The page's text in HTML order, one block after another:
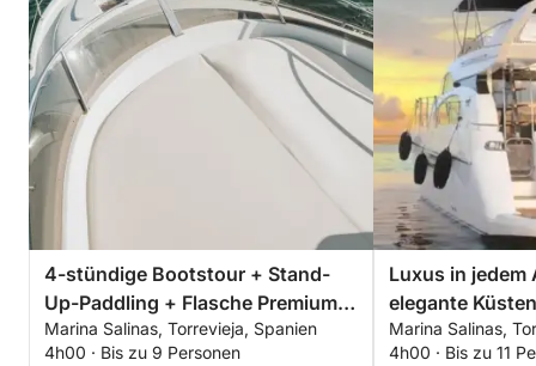
4-stündige Bootstour + Stand-
Up-Paddling + Flasche Premium-
Cava - ALLES INKLUSIVE
Marina Salinas, Torrevieja, Spanien
4h00 · Bis zu 9 Personen
Luxus in jedem
elegante
Torrevieja
Marina Salinas,
4h00 · Bis zu 11